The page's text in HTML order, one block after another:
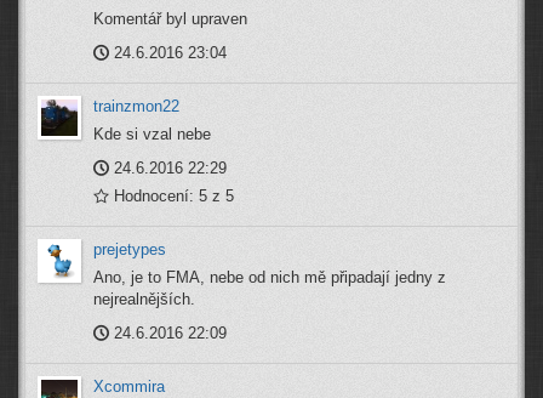
Komentář byl upraven
24.6.2016 23:04
trainzmon22
Kde si vzal nebe
24.6.2016 22:29
Hodnocení: 5 z 5
prejetypes
Ano, je to FMA, nebe od nich mě připadají jedny z
nejrealnějších.
24.6.2016 22:09
Xcommira